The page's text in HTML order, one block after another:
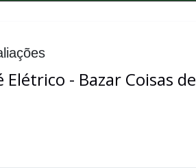
Elétrico - Bazar Coisas de